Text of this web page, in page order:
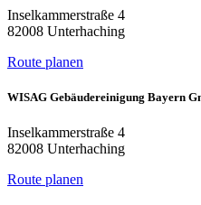
Inselkammerstraße 4
82008 Unterhaching
Route planen
WISAG Gebäudereinigung Bayern
Inselkammerstraße 4
82008 Unterhaching
Route planen